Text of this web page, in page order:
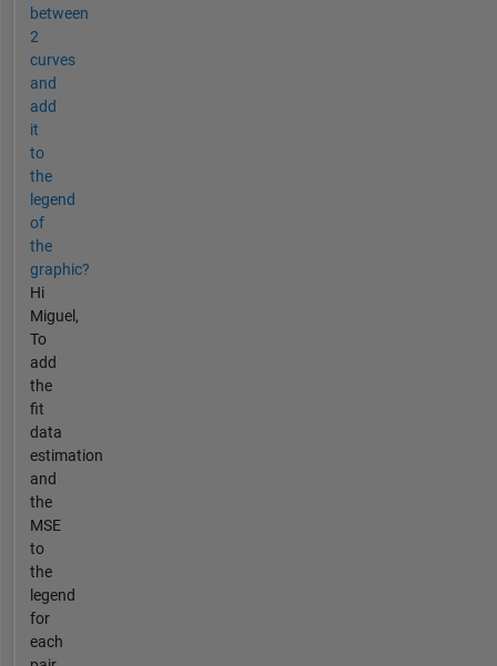
between
2
curves
and
add
it
to
the
legend
of
the
graphic?
Hi
Miguel,
To
add
the
fit
data
estimation
and
the
MSE
to
the
legend
for
each